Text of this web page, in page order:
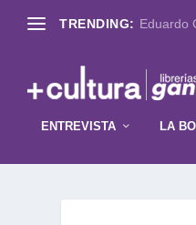
TRENDING: Eduardo
ENTREVISTA LA